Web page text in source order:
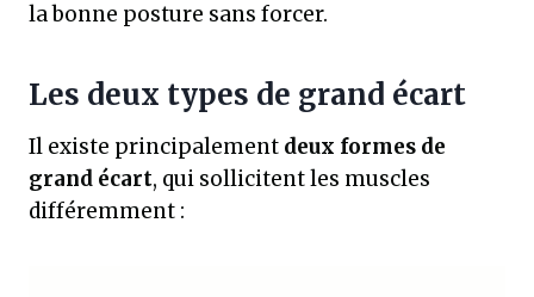
la bonne posture sans forcer.
Les deux types de grand écart
Il existe principalement deux formes de
grand écart, qui sollicitent les muscles
différemment :